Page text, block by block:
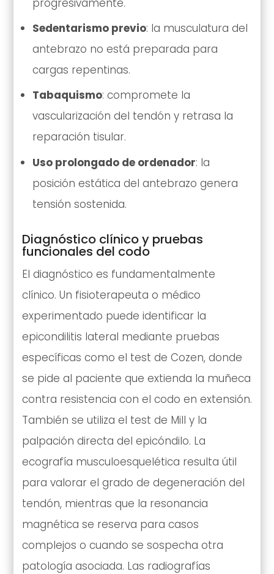
progresivamente.
Sedentarismo previo: la musculatura del
antebrazo no está preparada para
cargas repentinas.
Tabaquismo: compromete la
vascularización del tendón y retrasa la
reparación tisular.
Uso prolongado de ordenador: la
posición estática del antebrazo genera
tensión sostenida.
Diagnóstico clínico y pruebas
funcionales del codo
El diagnóstico es fundamentalmente
clínico. Un fisioterapeuta o médico
experimentado puede identificar la
epicondilitis lateral mediante pruebas
específicas como el test de Cozen, donde
se pide al paciente que extienda la muñeca
contra resistencia con el codo en extensión.
También se utiliza el test de Mill y la
palpación directa del epicóndilo. La
ecografía musculoesquelética resulta útil
para valorar el grado de degeneración del
tendón, mientras que la resonancia
magnética se reserva para casos
complejos o cuando se sospecha otra
patología asociada. Las radiografías